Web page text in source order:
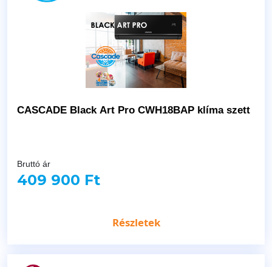
CASCADE Black Art Pro CWH18BAP klíma szett
Bruttó ár
409 900 Ft
Részletek